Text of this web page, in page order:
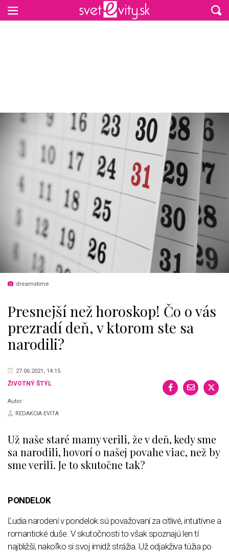
dreamstime
Presnejší než horoskop! Čo o vás
prezradí deň, v ktorom ste sa
narodili?
27.06.2021, 14:15
ŽIVOTNÝ ŠTÝL
Autor:
REDAKCIA EVITA
Už naše staré mamy verili, že v deň, kedy sme
sa narodili, hovorí o našej povahe viac, než by
sme verili. Je to skutočne tak?
PONDELOK
Ľudia narodení v pondelok sú považovaní za citlivé, intuitívne a
romantické duše. V skutočnosti to však spoznajú len tí
najbližší, nakoľko si svoj imidž strážia. Už odjakživa túžia po